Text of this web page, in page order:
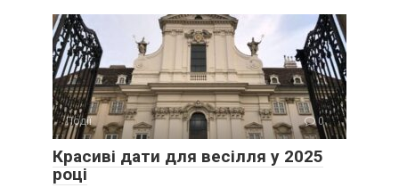
Події 0
Красиві дати для весілля у 2025
році